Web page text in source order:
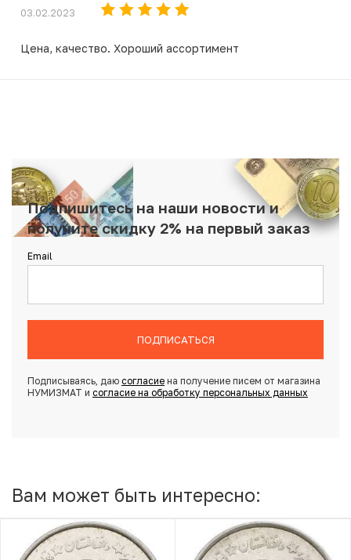
03.02.2023
Цена, качество. Хороший ассортимент
Подпишитесь на наши новости и
получите скидку 2% на первый заказ
Email
ПОДПИСАТЬСЯ
Подписываясь, даю согласиена получение писем от магазина
НУМИЗМАТ и согласие на обработку персональных данных
Вам может быть интересно: